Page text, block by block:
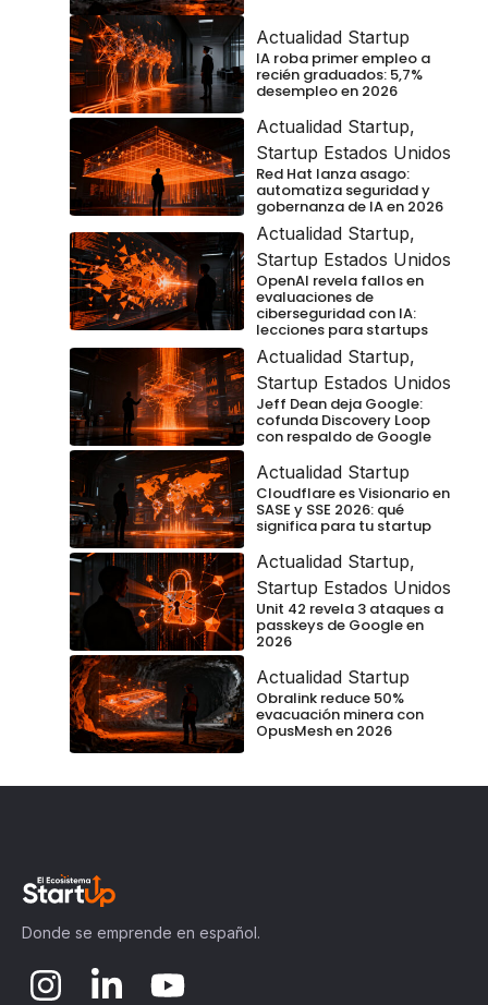
Actualidad Startup
IA roba primer empleo a
recién graduados: 5,7%
desempleo en 2026
Actualidad Startup,
Startup Estados Unidos
Red Hat lanza asago:
automatiza seguridad y
gobernanza de IA en 2026
Actualidad Startup,
Startup Estados Unidos
OpenAI revela fallos en
evaluaciones de
ciberseguridad con IA:
lecciones para startups
Actualidad Startup,
Startup Estados Unidos
Jeff Dean deja Google:
cofunda Discovery Loop
con respaldo de Google
Actualidad Startup
Cloudflare es Visionario en
SASE y SSE 2026: qué
significa para tu startup
Actualidad Startup,
Startup Estados Unidos
Unit 42 revela 3 ataques a
passkeys de Google en
2026
Actualidad Startup
Obralink reduce 50%
evacuación minera con
OpusMesh en 2026
Donde se emprende en español.